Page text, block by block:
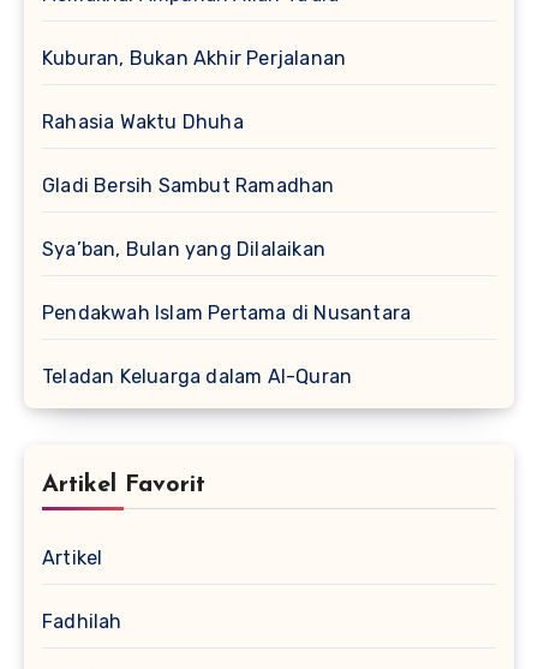
Kuburan, Bukan Akhir Perjalanan
Rahasia Waktu Dhuha
Gladi Bersih Sambut Ramadhan
Sya’ban, Bulan yang Dilalaikan
Pendakwah Islam Pertama di Nusantara
Teladan Keluarga dalam Al-Quran
Artikel Favorit
Artikel
Fadhilah